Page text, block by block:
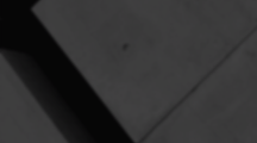
полутонами. Он отвечает
дизайна и легко
материалами, что
различных стилях от
урбанистического.